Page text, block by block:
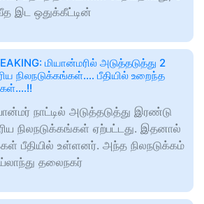
இட ஒதுக்கீட்டின்
மியான்மரில் அடுத்தடுத்து 2
நிலநடுக்கங்கள்…. பீதியில் உறைந்த
நாட்டில் அடுத்தடுத்து இரண்டு
நிலநடுக்கங்கள் ஏற்பட்டது. இதனால்
பீதியில் உள்ளனர். அந்த நிலநடுக்கம்
தலைநகர்